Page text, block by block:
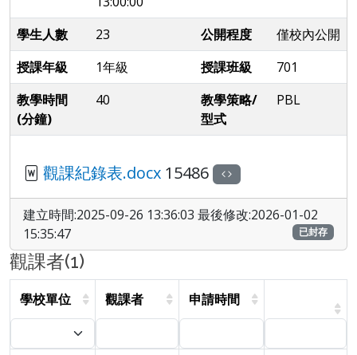
學生人數 23 公開程度
僅校內公開
授課年級
1年級 授課班級
701
教學時間
(分鐘)
40
教學策略/
型式
PBL
觀課紀錄表.docx 15486
建立時間:2025-09-26 13:36:03 最後修改:2026-01-02
15:35:47
已封存
觀課者(1)
學校單位 觀課者 申請時間